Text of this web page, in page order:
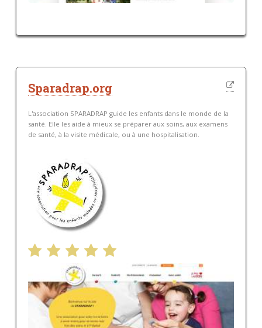
Sparadrap.org
L'association SPARADRAP guide les enfants dans le monde de la
santé. Elle les aide à mieux se préparer aux soins, aux examens
de santé, à la visite médicale, ou à une hospitalisation.